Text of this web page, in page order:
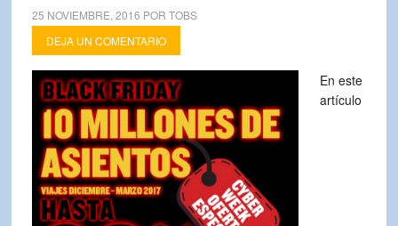
25 NOVIEMBRE, 2016 POR TOBS
DEJA UN COMENTARIO
En este
artículo